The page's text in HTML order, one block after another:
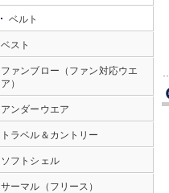
ベルト
ベスト
ファンブロー（ファン対応ウエ
ア）
アンダーウエア
トラベル＆カントリー
ソフトシェル
サーマル（フリース）